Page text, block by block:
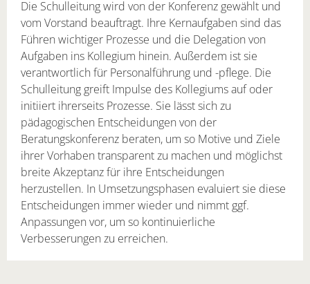
Die Schulleitung wird von der Konferenz gewählt und
vom Vorstand beauftragt. Ihre Kernaufgaben sind das
Führen wichtiger Prozesse und die Delegation von
Aufgaben ins Kollegium hinein. Außerdem ist sie
verantwortlich für Personalführung und -pflege. Die
Schulleitung greift Impulse des Kollegiums auf oder
initiiert ihrerseits Prozesse. Sie lässt sich zu
pädagogischen Entscheidungen von der
Beratungskonferenz beraten, um so Motive und Ziele
ihrer Vorhaben transparent zu machen und möglichst
breite Akzeptanz für ihre Entscheidungen
herzustellen. In Umsetzungsphasen evaluiert sie diese
Entscheidungen immer wieder und nimmt ggf.
Anpassungen vor, um so kontinuierliche
Verbesserungen zu erreichen.